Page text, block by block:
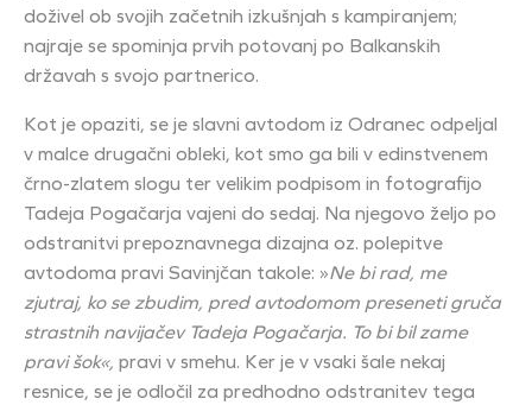
doživel ob svojih začetnih izkušnjah s kampiranjem;
najraje se spominja prvih potovanj po Balkanskih
državah s svojo partnerico.
Kot je opaziti, se je slavni avtodom iz Odranec odpeljal
v malce drugačni obleki, kot smo ga bili v edinstvenem
črno-zlatem slogu ter velikim podpisom in fotografijo
Tadeja Pogačarja vajeni do sedaj. Na njegovo željo po
odstranitvi prepoznavnega dizajna oz. polepitve
avtodoma pravi Savinjčan takole: »Ne bi rad, me
zjutraj, ko se zbudim, pred avtodomom preseneti gruča
strastnih navijačev Tadeja Pogačarja. To bi bil zame
pravi šok«, pravi v smehu. Ker je v vsaki šale nekaj
resnice, se je odločil za predhodno odstranitev tega